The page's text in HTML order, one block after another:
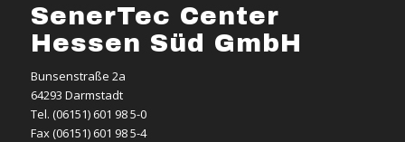
SenerTec Center
Hessen Süd GmbH
Bunsenstraße 2a
64293 Darmstadt
Tel. (06151) 601 98 5-0
Fax (06151) 601 98 5-4